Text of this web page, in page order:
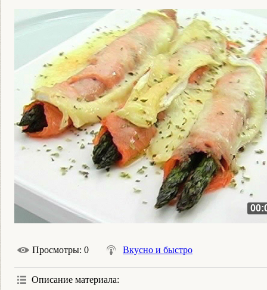
Просмотры: 0 Вкусно и быстро
Описание материала: